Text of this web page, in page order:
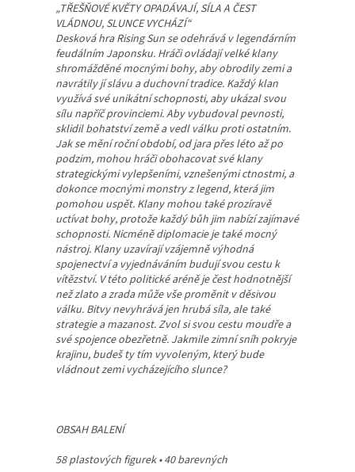
„TŘEŠŇOVÉ KVĚTY OPADÁVAJÍ, SÍLA A ČEST
VLÁDNOU, SLUNCE VYCHÁZÍ“
Desková hra Rising Sun se odehrává v legendárním
feudálním Japonsku. Hráči ovládají velké klany
shromážděné mocnými bohy, aby obrodily zemi a
navrátily jí slávu a duchovní tradice. Každý klan
využívá své unikátní schopnosti, aby ukázal svou
sílu napříč provinciemi. Aby vybudoval pevnosti,
sklidil bohatství země a vedl válku proti ostatním.
Jak se mění roční období, od jara přes léto až po
podzim, mohou hráči obohacovat své klany
strategickými vylepšeními, vznešenými ctnostmi, a
dokonce mocnými monstry z legend, která jim
pomohou uspět. Klany mohou také prozíravě
uctívat bohy, protože každý bůh jim nabízí zajímavé
schopnosti. Nicméně diplomacie je také mocný
nástroj. Klany uzavírají vzájemně výhodná
spojenectví a vyjednáváním budují svou cestu k
vítězství. V této politické aréně je čest hodnotnější
než zlato a zrada může vše proměnit v děsivou
válku. Bitvy nevyhrává jen hrubá síla, ale také
strategie a mazanost. Zvol si svou cestu moudře a
své spojence obezřetně. Jakmile zimní sníh pokryje
krajinu, budeš ty tím vyvoleným, který bude
vládnout zemi vycházejícího slunce?
OBSAH BALENÍ
58 plastových figurek • 40 barevných